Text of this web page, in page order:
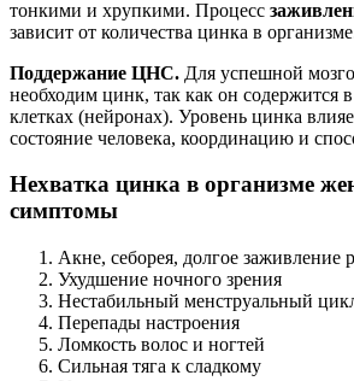
тонкими и хрупкими. Процесс
зависит от количества цинка в
Поддержание ЦНС. Для успешной
необходим цинк, так как он содержится
клетках (нейронах). Уровень цинка
состояние человека, координацию и
Нехватка цинка в организме
симптомы
Акне, себорея, долгое заживление
Ухудшение ночного зрения
Нестабильный менструальный
Перепады настроения
Ломкость волос и ногтей
Сильная тяга к сладкому